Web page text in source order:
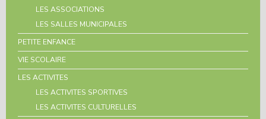
LES ASSOCIATIONS
LES SALLES MUNICIPALES
PETITE ENFANCE
VIE SCOLAIRE
LES ACTIVITES
LES ACTIVITES SPORTIVES
LES ACTIVITES CULTURELLES